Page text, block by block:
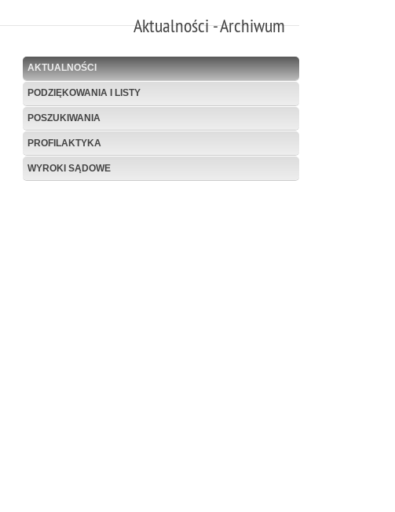
Aktualności - Archiwum
AKTUALNOŚCI
PODZIĘKOWANIA I LISTY
POSZUKIWANIA
PROFILAKTYKA
WYROKI SĄDOWE